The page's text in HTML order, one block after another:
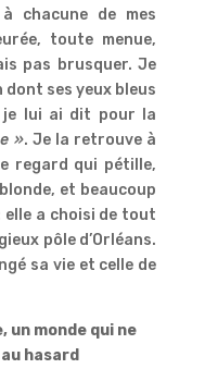
chacune de mes
toute menue,
pas brusquer. Je
ses yeux bleus
je lui ai dit pour la
». Je la retrouve à
regard qui pétille,
et beaucoup
elle a choisi de tout
pôle d’Orléans.
sa vie et celle de
un monde qui ne
hasard